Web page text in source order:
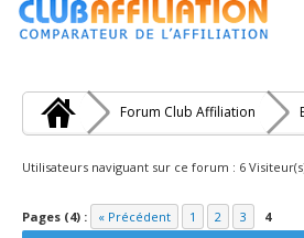
Forum Club Affiliation
Utilisateurs naviguant sur ce forum : 6
Pages (4) : « Précédent 1 2 3 4